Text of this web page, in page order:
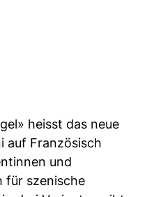
heisst das neue
auf Französisch
und
für szenische